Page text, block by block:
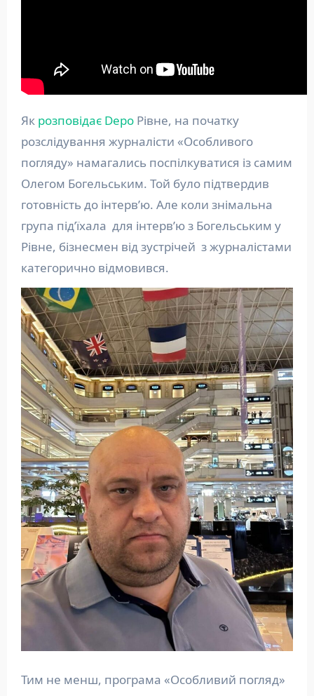
Як розповідає DepoРівне, на початку
розслідування журналісти «Особливого
погляду» намагались поспілкуватися із самим
Олегом Богельським. Той було підтвердив
готовність до інтерв’ю. Але коли знімальна
група під’їхала для інтерв’ю з Богельським у
Рівне, бізнесмен від зустрічей з журналістами
категорично відмовився.
Тим не менш, програма «Особливий погляд»